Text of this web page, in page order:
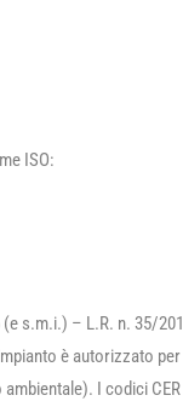
ISO:
s.m.i.) – L.R. n. 35/
è autorizzato
I codici